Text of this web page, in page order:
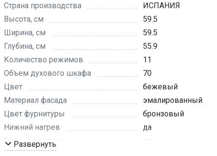
Страна производства
ИСПАНИЯ
Высота, см
59.5
Ширина, см
59.5
Глубина, см
55.9
Количество режимов
11
Объем духового шкафа
70
Цвет
бежевый
Материал фасада
эмалированный
Цвет фурнитуры
бронзовый
Нижний нагрев
да
Гриль с вертелом
да
Развернуть